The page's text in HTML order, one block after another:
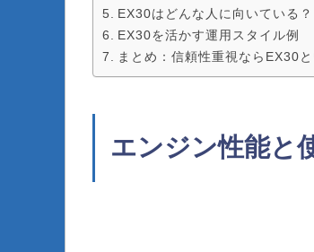
EX30はどんな人に向いている？
EX30を活かす運用スタイル例
まとめ：信頼性重視ならEX30
エンジン性能と